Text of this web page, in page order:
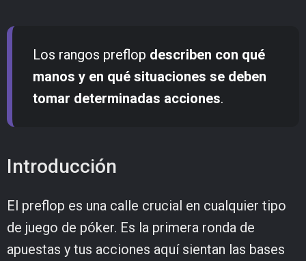
Los rangos preflop describen con qué
manos y en qué situaciones se deben
tomar determinadas acciones.
Introducción
El preflop es una calle crucial en cualquier tipo
de juego de póker. Es la primera ronda de
apuestas y tus acciones aquí sientan las bases